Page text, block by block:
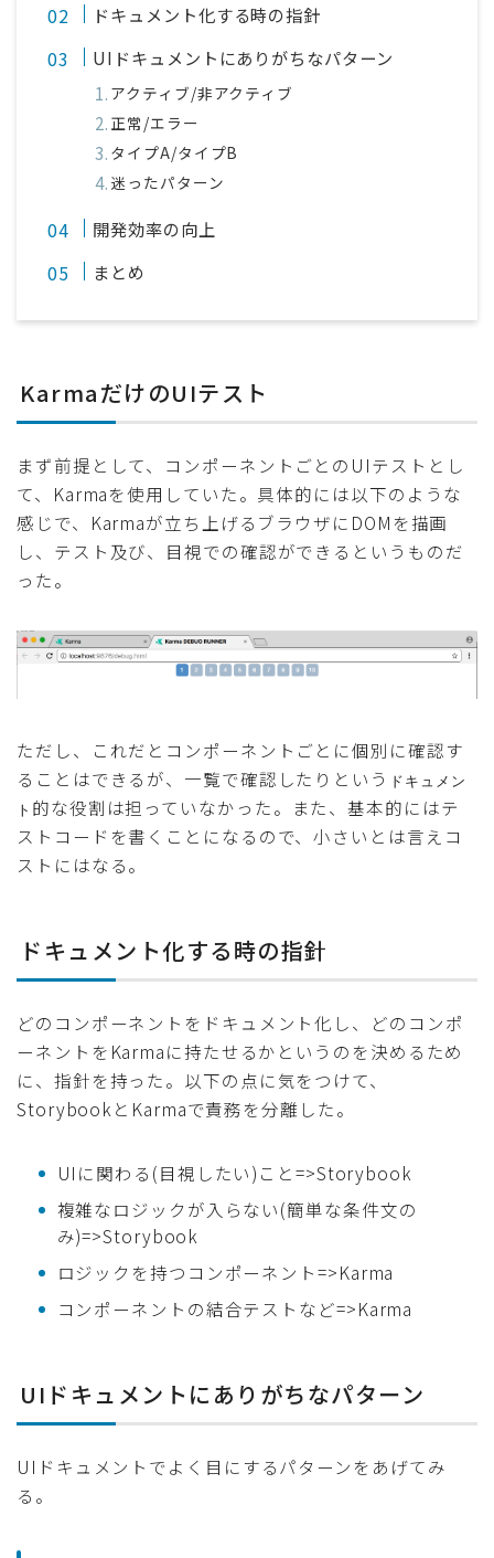
ドキュメント化する時の指針
UIドキュメントにありがちなパターン
アクティブ/非アクティブ
正常/エラー
タイプA/タイプB
迷ったパターン
開発効率の向上
まとめ
KarmaだけのUIテスト
まず前提として、コンポーネントごとのUIテストとし
て、Karmaを使用していた。具体的には以下のような
感じで、Karmaが立ち上げるブラウザにDOMを描画
し、テスト及び、目視での確認ができるというものだ
った。
ただし、これだとコンポーネントごとに個別に確認す
ることはできるが、一覧で確認したりという ドキュメン
ト 的な役割は担っていなかった。また、基本的にはテ
ストコードを書くことになるので、小さいとは言えコ
ストにはなる。
ドキュメント化する時の指針
どのコンポーネントをドキュメント化し、どのコンポ
ーネントをKarmaに持たせるかというのを決めるため
に、指針を持った。以下の点に気をつけて、
StorybookとKarmaで責務を分離した。
UIに関わる(目視したい)こと=>Storybook
複雑なロジックが入らない(簡単な条件文の
み)=>Storybook
ロジックを持つコンポーネント=>Karma
コンポーネントの結合テストなど=>Karma
UIドキュメントにありがちなパターン
UIドキュメントでよく目にするパターンをあげてみ
る。